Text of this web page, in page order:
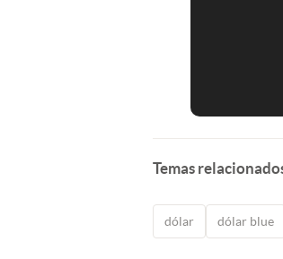
Temas
dólar dólar blue